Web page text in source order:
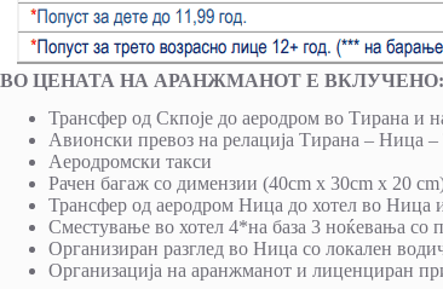
ВО ЦЕНАТА НА АРАНЖМАНОТ Е ВКЛУЧЕНО:
Трансфер од Скпоје до аеродром во Тирана и
Авионски превоз на релација Тирана – Ница
Аеродромски такси
Рачен багаж со димензии (40cm x 30cm x 20
Трансфер од аеродром Ница до хотел во Ница
Сместување во хотел 4*на база 3 ноќевања со
Организиран разглед во Ница со локален
Организација на аранжманот и лиценциран